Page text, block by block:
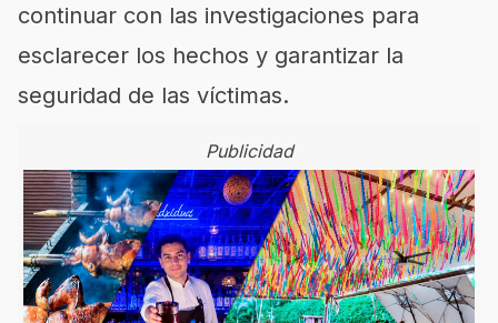
continuar con las investigaciones para
esclarecer los hechos y garantizar la
seguridad de las víctimas.
Publicidad